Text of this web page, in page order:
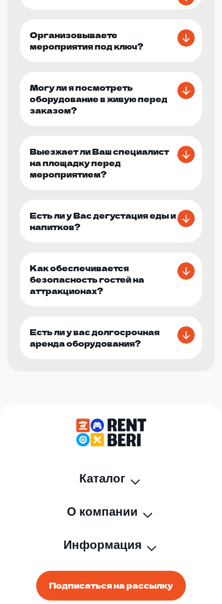
Организовываете
мероприятия под ключ?
Могу ли я посмотреть
оборудование в живую перед
заказом?
Выезжает ли Ваш специалист
на площадку перед
мероприятием?
Есть ли у Вас дегустация еды и
напитков?
Как обеспечивается
безопасность гостей на
аттракционах?
Есть ли у вас долгосрочная
аренда оборудования?
Каталог
О компании
Информация
Подписаться на рассылку